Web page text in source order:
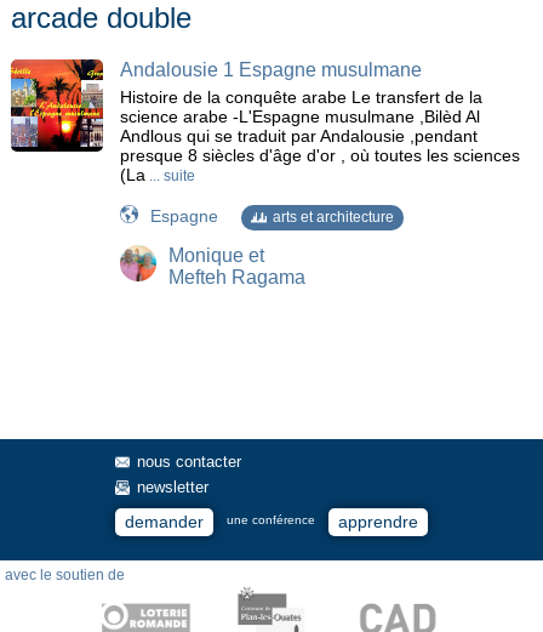
arcade double
Andalousie 1 Espagne musulmane
Histoire de la conquête arabe Le transfert de la
science arabe -L'Espagne musulmane ,Bilèd Al
Andlous qui se traduit par Andalousie ,pendant
presque 8 siècles d'âge d'or , où toutes les sciences
(La ... suite
Espagne arts et architecture
Monique et
Mefteh Ragama
nous contacter
newsletter
demander une conférence apprendre
avec le soutien de